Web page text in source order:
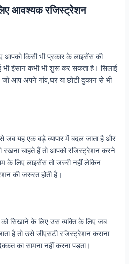
आवश्यक रजिस्ट्रेशन
आपको किसी भी प्रकार के लाइसेंस की
भी इंसान कभी भी शुरू कर सकता है। सिलाई
जो आप अपने गांव,घर या छोटी दुकान से भी
जब यह एक बड़े व्यापार में बदल जाता है और
रखना चाहते हैं तो आपको रजिस्ट्रेशन करने
के लिए लाइसेंस तो जरुरी नहीं लेकिन
की जरुरत होती है।
को सिखाने के लिए उस व्यक्ति के लिए जब
है तो उसे जीएसटी रजिस्ट्रेशन कराना
का सामना नहीं करना पड़ता।